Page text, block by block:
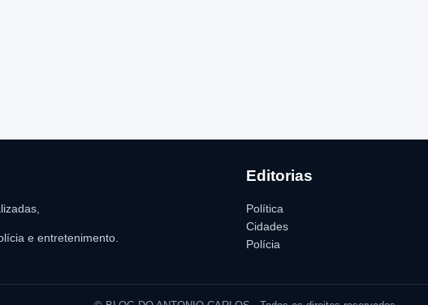
e entretenimento.
Editorias
Política
Cidades
Polícia